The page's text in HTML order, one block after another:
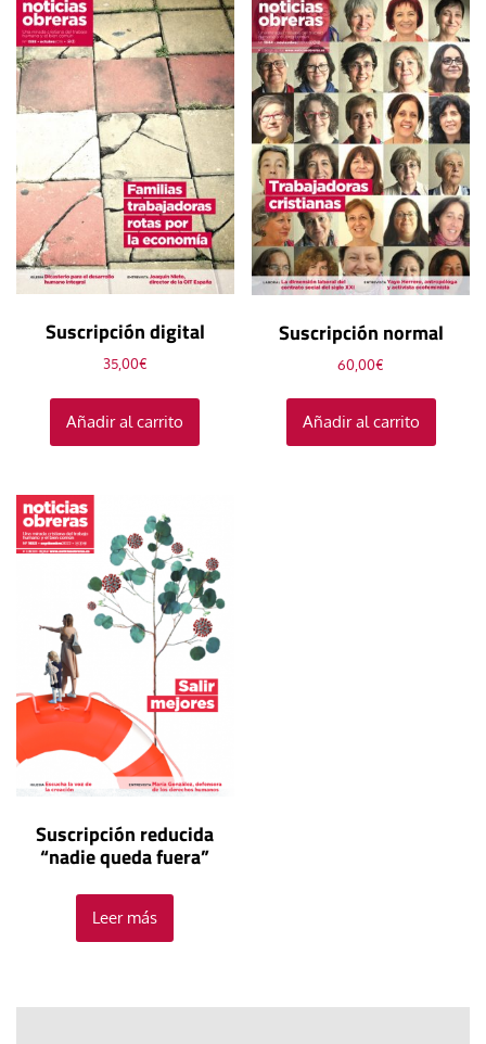
Suscripción digital
35,00€
Añadir al carrito
Suscripción normal
60,00€
Añadir al carrito
Suscripción reducida
“nadie queda fuera”
Leer más